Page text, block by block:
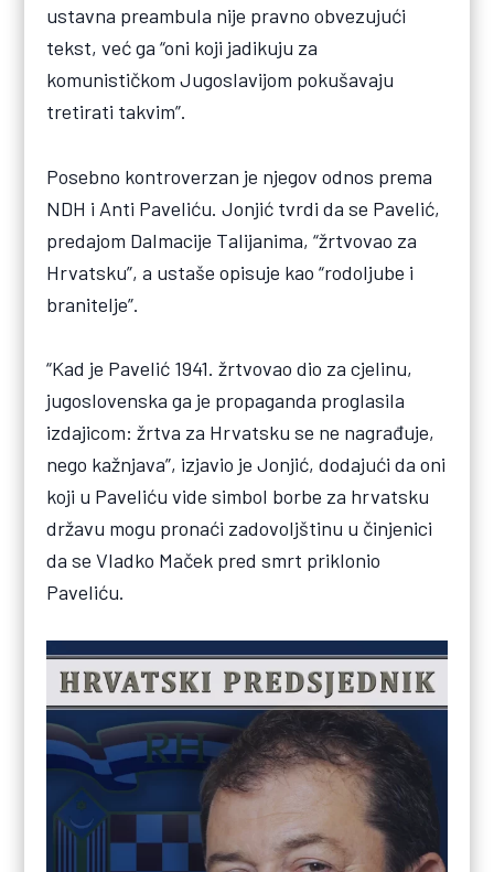
ustavna preambula nije pravno obvezujući
tekst, već ga “oni koji jadikuju za
komunističkom Jugoslavijom pokušavaju
tretirati takvim”.
Posebno kontroverzan je njegov odnos prema
NDH i Anti Paveliću. Jonjić tvrdi da se Pavelić,
predajom Dalmacije Talijanima, “žrtvovao za
Hrvatsku”, a ustaše opisuje kao “rodoljube i
branitelje”.
“Kad je Pavelić 1941. žrtvovao dio za cjelinu,
jugoslovenska ga je propaganda proglasila
izdajicom: žrtva za Hrvatsku se ne nagrađuje,
nego kažnjava”, izjavio je Jonjić, dodajući da oni
koji u Paveliću vide simbol borbe za hrvatsku
državu mogu pronaći zadovoljštinu u činjenici
da se Vladko Maček pred smrt priklonio
Paveliću.